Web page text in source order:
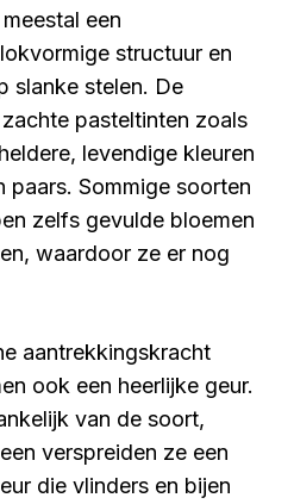
een
structuur en
slanke stelen. De
pasteltinten zoals
levendige kleuren
paars. Sommige soorten
zelfs gevulde bloemen
waardoor ze er nog
aantrekkingskracht
ook een heerlijke geur.
van de soort,
verspreiden ze een
die vlinders en bijen